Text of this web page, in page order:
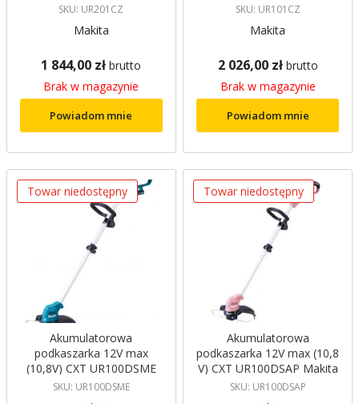
SKU: UR201CZ
Makita
1 844,00 zł brutto
Brak w magazynie
Powiadom mnie
SKU: UR101CZ
Makita
2 026,00 zł brutto
Brak w magazynie
Powiadom mnie
Towar niedostępny
Akumulatorowa
podkaszarka 12V max
(10,8V) CXT UR100DSME
Makita
SKU: UR100DSME
Towar niedostępny
Akumulatorowa
podkaszarka 12V max (10,8
V) CXT UR100DSAP Makita
SKU: UR100DSAP